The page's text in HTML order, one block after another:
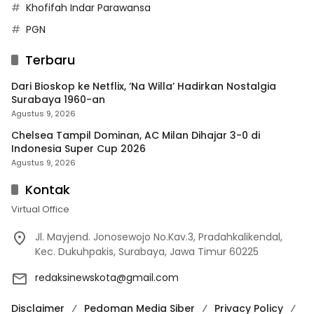
Khofifah Indar Parawansa
PGN
Terbaru
Dari Bioskop ke Netflix, ‘Na Willa’ Hadirkan Nostalgia
Surabaya 1960-an
Agustus 9, 2026
Chelsea Tampil Dominan, AC Milan Dihajar 3-0 di
Indonesia Super Cup 2026
Agustus 9, 2026
Kontak
Virtual Office
Jl. Mayjend. Jonosewojo No.Kav.3, Pradahkalikendal,
Kec. Dukuhpakis, Surabaya, Jawa Timur 60225
redaksinewskota@gmail.com
Disclaimer Pedoman Media Siber Privacy Policy